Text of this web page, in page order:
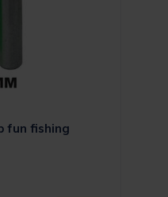
fun fishing
Rating